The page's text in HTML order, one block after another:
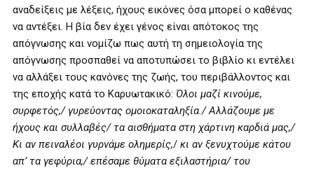
αναδείξεις με λέξεις, ήχους εικόνες όσα μπορεί ο καθένας
να αντέξει. Η βία δεν έχει γένος είναι απότοκος της
απόγνωσης και νομίζω πως αυτή τη σημειολογία της
απόγνωσης προσπαθεί να αποτυπώσει το βιβλίο κι εντέλει
να αλλάξει τους κανόνες της ζωής, του περιβάλλοντος και
της εποχής κατά το Καρυωτακικό: Όλοι μαζί κινούμε,
συρφετός,/ γυρεύοντας ομοιοκαταληξία./ Αλλάζουμε με
ήχους και συλλαβές/ τα αισθήματα στη χάρτινη καρδιά μας,/
Κι αν πειναλέοι γυρνάμε ολημερίς,/ κι αν ξενυχτούμε κάτου
απ’ τα γεφύρια,/ επέσαμε θύματα εξιλαστήρια/ του